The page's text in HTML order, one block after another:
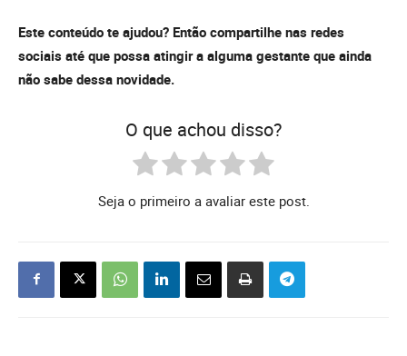
Este conteúdo te ajudou? Então compartilhe nas redes
sociais até que possa atingir a alguma gestante que ainda
não sabe dessa novidade.
O que achou disso?
Seja o primeiro a avaliar este post.